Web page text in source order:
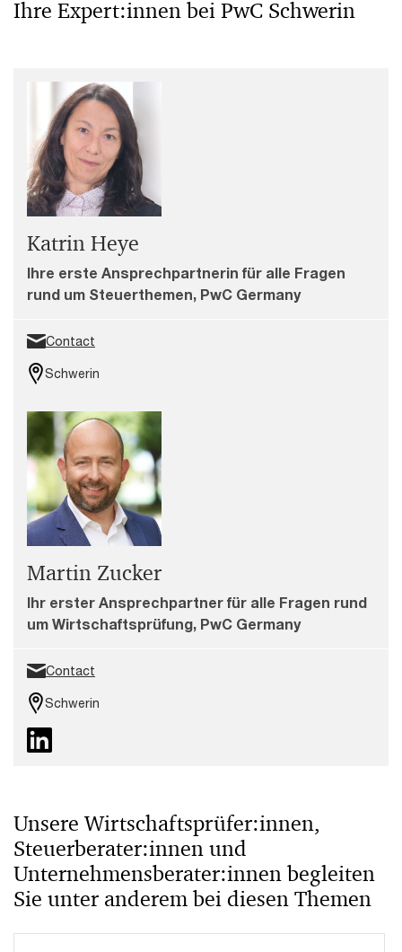
Ihre Expert:innen bei PwC Schwerin
Katrin Heye
Ihre erste Ansprechpartnerin für alle Fragen
rund um Steuerthemen, PwC Germany
Contact
Schwerin
Martin Zucker
Ihr erster Ansprechpartner für alle Fragen rund
um Wirtschaftsprüfung, PwC Germany
Contact
Schwerin
Unsere Wirtschaftsprüfer:innen,
Steuerberater:innen und
Unternehmensberater:innen begleiten
Sie unter anderem bei diesen Themen